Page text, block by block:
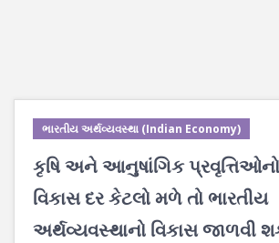
ભારતીય અર્થવ્યવસ્થા (Indian Economy)
કૃષિ અને આનુષાંગિક પ્રવૃત્તિઓનો
વિકાસ દર કેટલો મળે તો ભારતીય
અર્થવ્યવસ્થાનો વિકાસ જાળવી